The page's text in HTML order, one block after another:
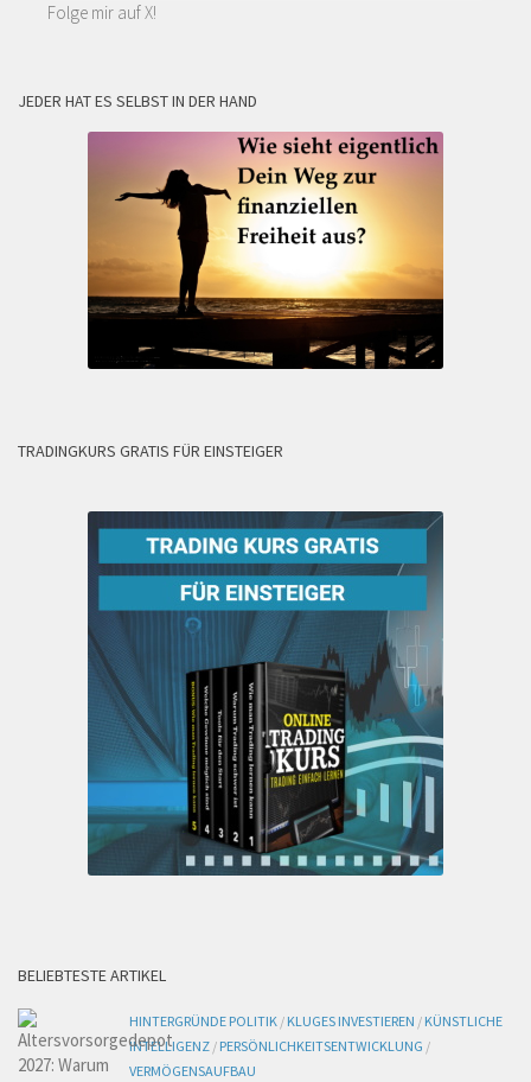
Folge mir auf X!
JEDER HAT ES SELBST IN DER HAND
TRADINGKURS GRATIS FÜR EINSTEIGER
BELIEBTESTE ARTIKEL
HINTERGRÜNDE POLITIK / KLUGES INVESTIEREN / KÜNSTLICHE
INTELLIGENZ / PERSÖNLICHKEITSENTWICKLUNG /
VERMÖGENSAUFBAU